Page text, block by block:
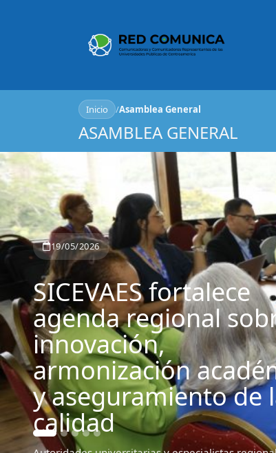
Inicio /Asamblea General
ASAMBLEA GENERAL
19/05/2026
CSUCA
regional y
unanimidad a
Alvarado
secretario
Ciudad de Panamá, Panamá, 18
Autoridades universitarias de